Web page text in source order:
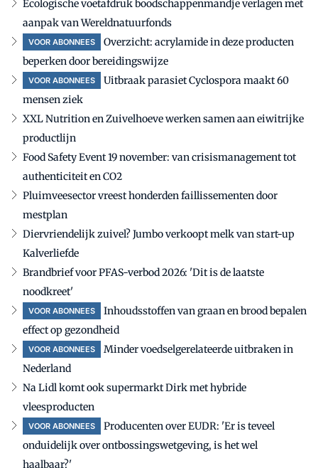
Ecologische voetafdruk boodschappenmandje verlagen met
aanpak van Wereldnatuurfonds
VOOR ABONNEES
Overzicht: acrylamide in deze producten
beperken door bereidingswijze
VOOR ABONNEES
Uitbraak parasiet Cyclospora maakt 60
mensen ziek
XXL Nutrition en Zuivelhoeve werken samen aan eiwitrijke
productlijn
Food Safety Event 19 november: van crisismanagement tot
authenticiteit en CO2
Pluimveesector vreest honderden faillissementen door
mestplan
Diervriendelijk zuivel? Jumbo verkoopt melk van start-up
Kalverliefde
Brandbrief voor PFAS-verbod 2026: 'Dit is de laatste
noodkreet'
VOOR ABONNEES
Inhoudsstoffen van graan en brood bepalen
effect op gezondheid
VOOR ABONNEES
Minder voedselgerelateerde uitbraken in
Nederland
Na Lidl komt ook supermarkt Dirk met hybride
vleesproducten
VOOR ABONNEES
Producenten over EUDR: 'Er is teveel
onduidelijk over ontbossingswetgeving, is het wel
haalbaar?'